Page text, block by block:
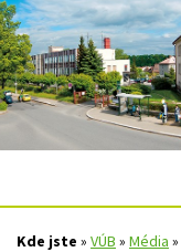
Kde jste » VÚB » Média »